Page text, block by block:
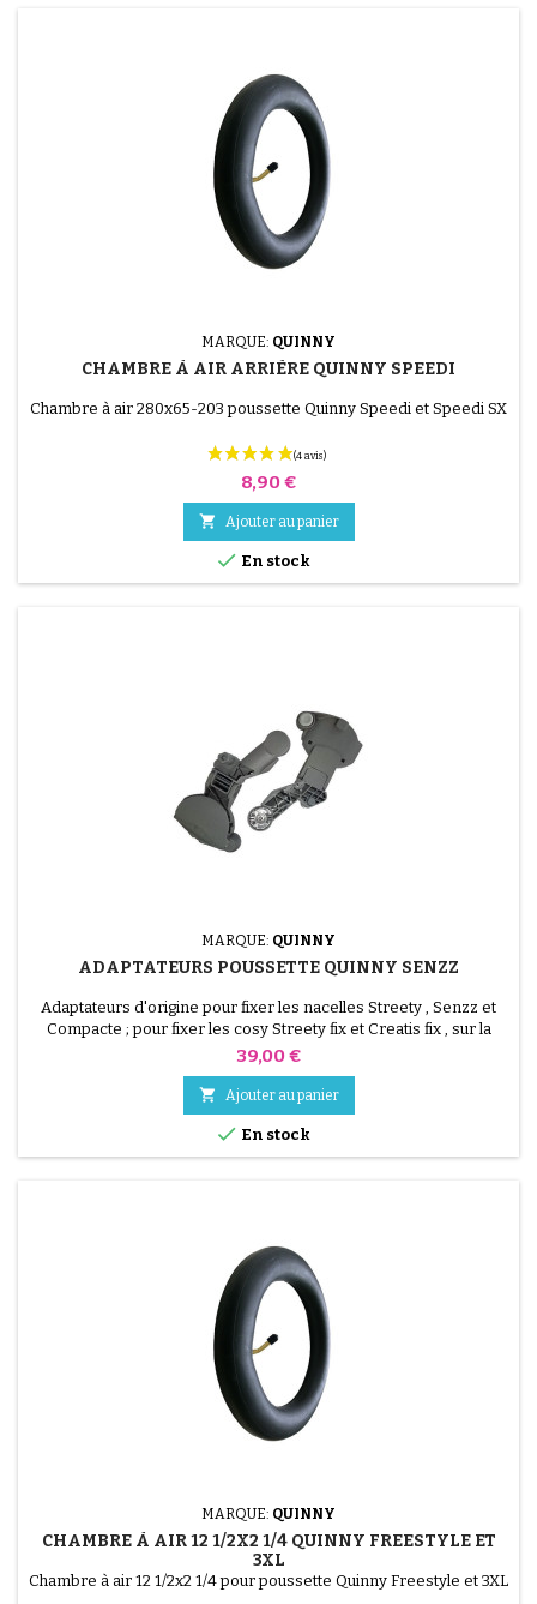
MARQUE: QUINNY
CHAMBRE À AIR ARRIÈRE QUINNY SPEEDI
Chambre à air 280x65-203 poussette Quinny Speedi et Speedi SX
Prix
8,90 €
 Ajouter au panier
 En stock
MARQUE: QUINNY
ADAPTATEURS POUSSETTE QUINNY SENZZ
Adaptateurs d'origine pour fixer les nacelles Streety , Senzz et
Compacte ; pour fixer les cosy Streety fix et Creatis fix , sur la
poussette Quinny Senzz
Prix
39,00 €
 Ajouter au panier
 En stock
MARQUE: QUINNY
CHAMBRE À AIR 12 1/2X2 1/4 QUINNY FREESTYLE ET
3XL
Chambre à air 12 1/2x2 1/4 pour poussette Quinny Freestyle et 3XL